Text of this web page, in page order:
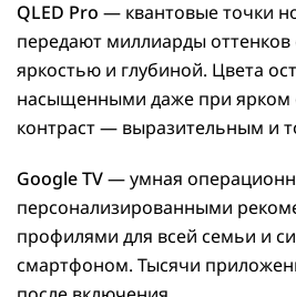
QLED Pro — квантовые точки
передают миллиарды оттенков
яркостью и глубиной. Цвета
насыщенными даже при ярком
контраст — выразительным и
Google TV— умная
персонализированными
профилями для всей семьи и
смартфоном. Тысячи